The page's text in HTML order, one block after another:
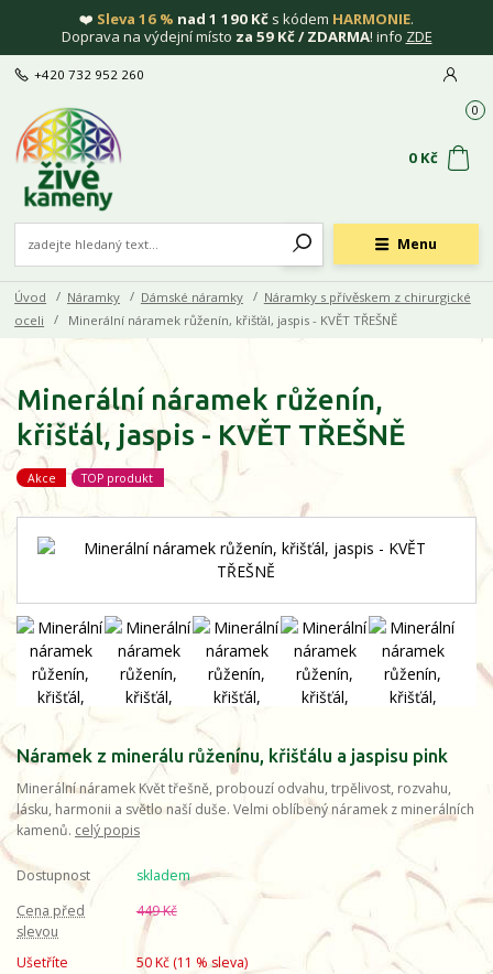
❤️ Sleva 16 % nad 1 190 Kč s kódem HARMONIE.
Doprava na výdejní místo za 59 Kč / ZDARMA! info ZDE
Menu
+420 732 952 260
0
0 Kč
Úvod Náramky Dámské náramky
Náramky s přívěskem z chirurgické
oceli
Minerální náramek růženín, křišťál, jaspis - KVĚT TŘEŠNĚ
Minerální náramek růženín,
křišťál, jaspis - KVĚT TŘEŠNĚ
Akce TOP produkt
Náramek z minerálu růženínu, křišťálu a jaspisu pink
Minerální náramek Květ třešně, probouzí odvahu, trpělivost, rozvahu,
lásku, harmonii a světlo naší duše. Velmi oblíbený náramek z minerálních
kamenů. celý popis
Dostupnost
skladem
Cena před
slevou
449 Kč
Ušetříte 50 Kč (11 % sleva)